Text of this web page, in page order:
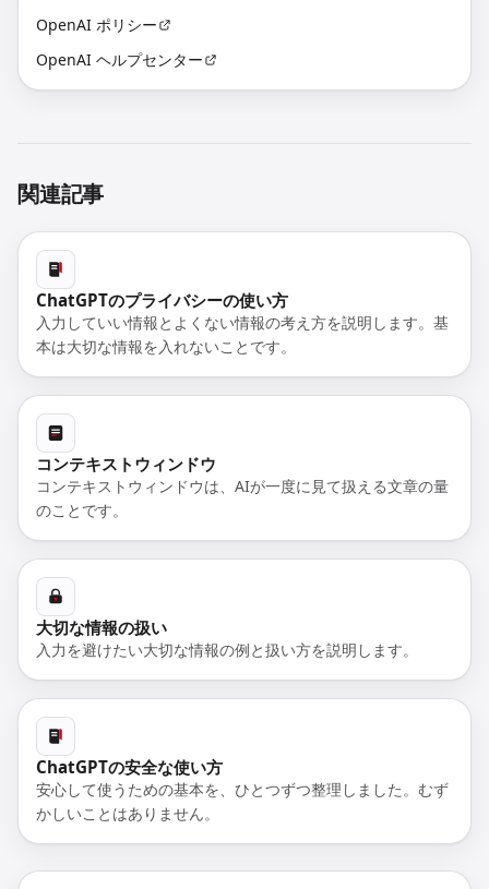
OpenAI ポリシー
OpenAI ヘルプセンター
関連記事
ChatGPTのプライバシーの使い方
入力していい情報とよくない情報の考え方を説明します。基
本は大切な情報を入れないことです。
コンテキストウィンドウ
コンテキストウィンドウは、AIが一度に見て扱える文章の量
のことです。
大切な情報の扱い
入力を避けたい大切な情報の例と扱い方を説明します。
ChatGPTの安全な使い方
安心して使うための基本を、ひとつずつ整理しました。むず
かしいことはありません。